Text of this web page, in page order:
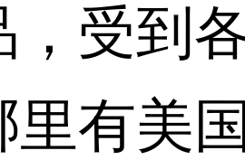
，受到
美国